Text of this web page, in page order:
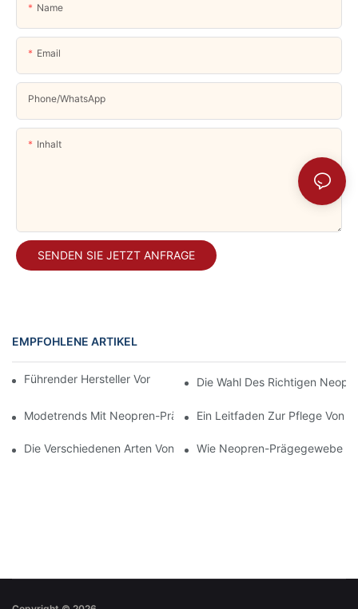
Name
Email
Phone/whatsApp
Inhalt
SENDEN SIE JETZT ANFRAGE
EMPFOHLENE ARTIKEL
Führender Hersteller Von Neoprentaschen In China
Die Wahl Des Richtigen
Modetrends Mit Neopren-PrägungEin Leitfaden Zur Pflege Von
Die Verschiedenen Arten Von Neoprengewebe Verstehen
Wie Neopren-Prägegewebe